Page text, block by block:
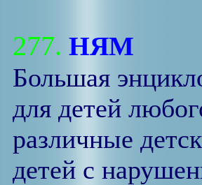
277. НЯМ
Большая
для детей
различные
детей с